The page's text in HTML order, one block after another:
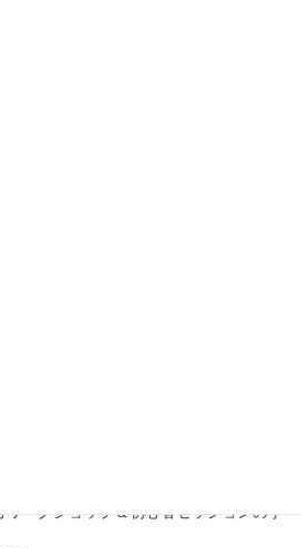
ワークショップ＆初心者セッションの予